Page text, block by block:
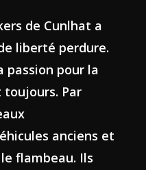
de Cunlhat a
liberté perdure.
passion pour la
Par
anciens et
flambeau. Ils